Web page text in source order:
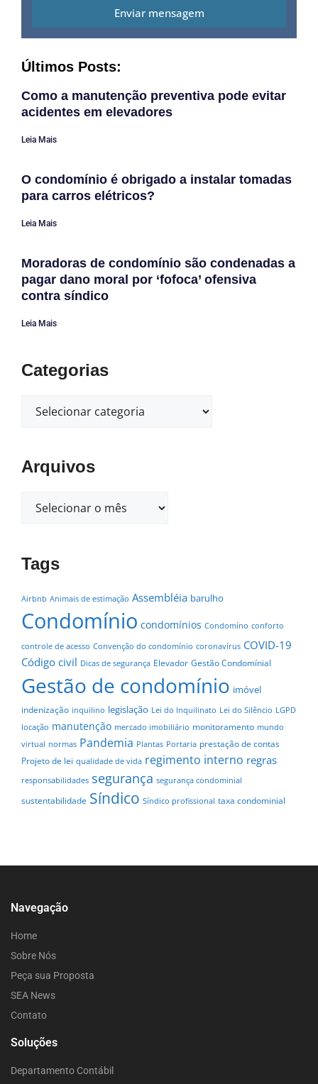
Enviar mensagem
Últimos Posts:
Como a manutenção preventiva pode evitar
acidentes em elevadores
Leia Mais
O condomínio é obrigado a instalar tomadas
para carros elétricos?
Leia Mais
Moradoras de condomínio são condenadas a
pagar dano moral por ‘fofoca’ ofensiva
contra síndico
Leia Mais
Categorias
Arquivos
Tags
Airbnb Animais de estimação Assembléia barulho
Condomínio condomínios Condomíno conforto
controle de acesso Convenção do condomínio coronavírus COVID-19
Código civil Dicas de segurança Elevador Gestão Condomínial
Gestão de condomínio imóvel
indenização inquilino legislação Lei do Inquilinato Lei do Silêncio LGPD
locação manutenção mercado imobiliário monitoramento mundo
virtual normas Pandemia Plantas Portaria prestação de contas
Projeto de lei qualidade de vida regimento interno regras
responsabilidades segurança segurança condominial
sustentabilidade Síndico Síndico profissional taxa condominial
Navegação
Home
Sobre Nós
Peça sua Proposta
SEA News
Contato
Soluções
Departamento Contábil